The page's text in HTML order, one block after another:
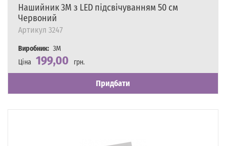
Нашийник 3M з LED підсвічуванням 50 см
Червоний
Артикул 3247
Виробник: 3M
Ціна 199,00
грн.
Наявність
Є в наявності
Придбати